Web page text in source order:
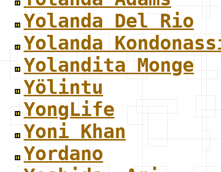
Yolanda Del Rio
Yolanda
Yolandita Monge
Yölintu
YongLife
Yoni Khan
Yordano